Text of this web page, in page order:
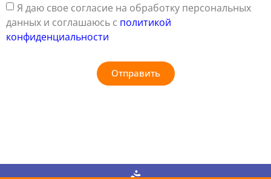
Я даю свое согласие на обработку персональных
данных и соглашаюсь с политикой
конфиденциальности
Отправить